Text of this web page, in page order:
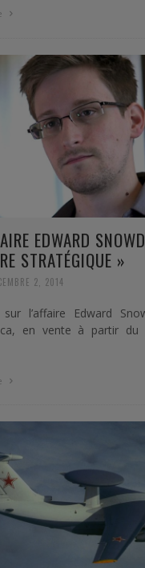
EDWARD
STRATÉGIQUE »
2, 2014
l’affaire Edward
en vente à partir du